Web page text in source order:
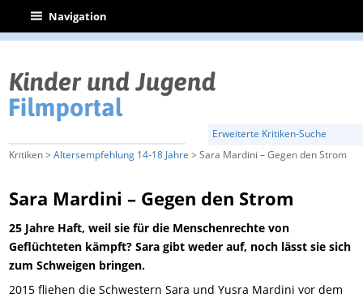
| Navigation
Erweiterte Kritiken-Suche
Kritiken >Altersempfehlung 14-18 Jahre > Sara Mardini – Gegen den Strom
Sara Mardini – Gegen den Strom
25 Jahre Haft, weil sie für die Menschenrechte von
Geflüchteten kämpft? Sara gibt weder auf, noch lässt sie sich
zum Schweigen bringen.
2015 fliehen die Schwestern Sara und Yusra Mardini vor dem